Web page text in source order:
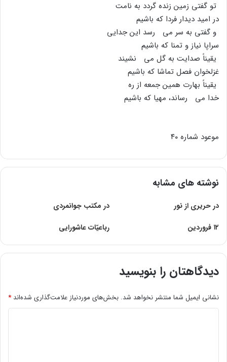
تو گفتى زمین زنده گردد به نامت
در امید دیدار فردا که باشیم
و گفتى به سر مى رسد این جدایى
سراپا نیاز و تمنا که باشیم
یقیناً صدایت به گل مى نشیند
غزلخوان فصل تماشا که باشیم
یقیناً بهارت همین جمعه از ره
خدا مى رساند، مهیا که باشیم
موعود شماره ۴۰
نوشته های مشابه
در حریری از نور
در مکتب جوانمردى
۱۲ فروردین
رباعيّات عاشورايی
دیدگاهتان را بنویسید
نشانی ایمیل شما منتشر نخواهد شد. بخش‌های موردنیاز علامت‌گذاری شده‌اند *